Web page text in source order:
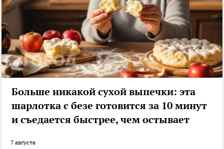
Больше никакой сухой выпечки: эта
шарлотка с безе готовится за 10 минут
и съедается быстрее, чем остывает
7 августа